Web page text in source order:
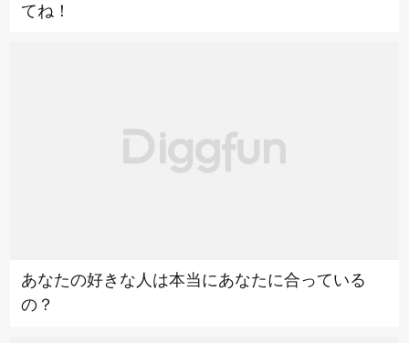
てね！
あなたの好きな人は本当にあなたに合っている
の？